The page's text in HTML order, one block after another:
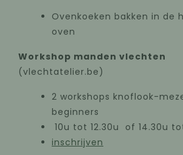
Ovenkoeken bakken in de
oven
Workshop manden vlechten
(vlechtatelier.be)
2 workshops knoflook-
beginners
10u tot 12.30u of 14.30u
inschrijven